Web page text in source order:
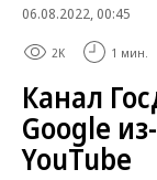
06.08.2022, 00:45
2K 1 мин.
Канал
Google
YouTube